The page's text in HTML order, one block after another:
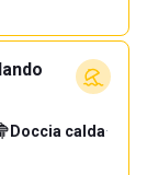
Doccia calda·